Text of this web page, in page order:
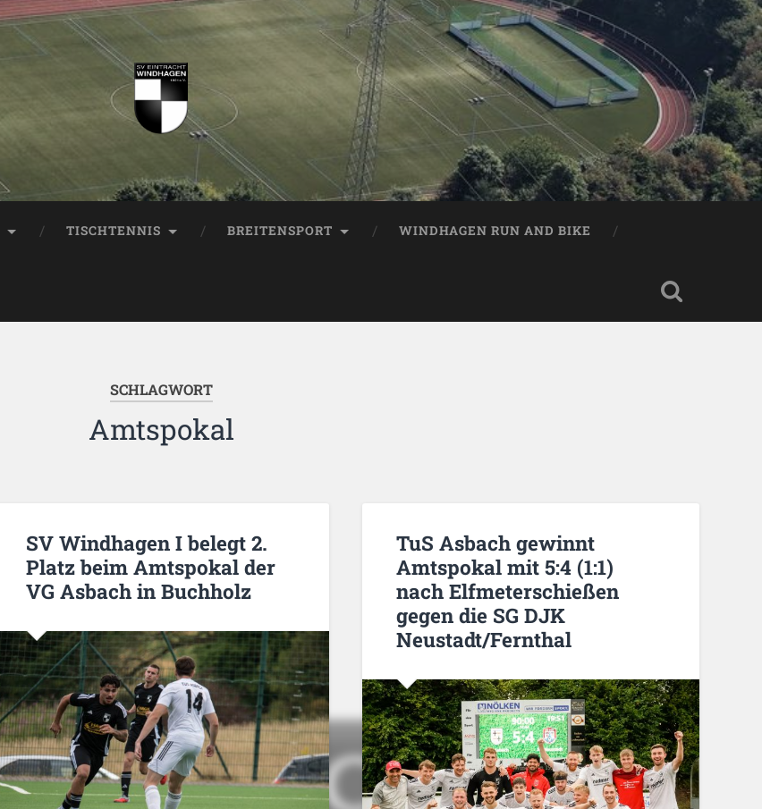
TISCHTENNIS BREITENSPORT WINDHAGEN RUN AND BIKE
SCHLAGWORT
Amtspokal
SV Windhagen I belegt 2.
Platz beim Amtspokal der
VG Asbach in Buchholz
TuS Asbach gewinnt
Amtspokal mit 5:4 (1:1)
nach Elfmeterschießen
gegen die SG DJK
Neustadt/Fernthal